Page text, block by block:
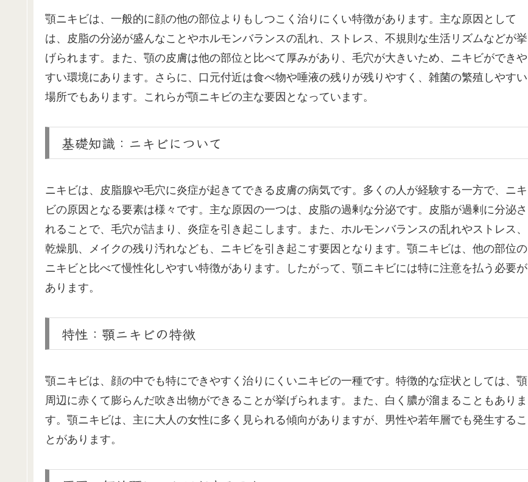
顎ニキビは、一般的に顔の他の部位よりもしつこく治りにくい特徴があります。主な原因として
は、皮脂の分泌が盛んなことやホルモンバランスの乱れ、ストレス、不規則な生活リズムなどが挙
げられます。また、顎の皮膚は他の部位と比べて厚みがあり、毛穴が大きいため、ニキビができや
すい環境にあります。さらに、口元付近は食べ物や唾液の残りが残りやすく、雑菌の繁殖しやすい
場所でもあります。これらが顎ニキビの主な要因となっています。
基礎知識：ニキビについて
ニキビは、皮脂腺や毛穴に炎症が起きてできる皮膚の病気です。多くの人が経験する一方で、ニキ
ビの原因となる要素は様々です。主な原因の一つは、皮脂の過剰な分泌です。皮脂が過剰に分泌さ
れることで、毛穴が詰まり、炎症を引き起こします。また、ホルモンバランスの乱れやストレス、
乾燥肌、メイクの残り汚れなども、ニキビを引き起こす要因となります。顎ニキビは、他の部位の
ニキビと比べて慢性化しやすい特徴があります。したがって、顎ニキビには特に注意を払う必要が
あります。
特性：顎ニキビの特徴
顎ニキビは、顔の中でも特にできやすく治りにくいニキビの一種です。特徴的な症状としては、顎
周辺に赤くて膨らんだ吹き出物ができることが挙げられます。また、白く膿が溜まることもありま
す。顎ニキビは、主に大人の女性に多く見られる傾向がありますが、男性や若年層でも発生するこ
とがあります。